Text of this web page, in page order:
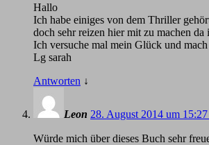
Hallo
Ich habe einiges von dem Thriller
doch sehr reizen hier mit zu machen
Ich versuche mal mein Glück und
Lg sarah
Antworten ↓
Leon 28. August 2014 um
Würde mich über dieses Buch sehr